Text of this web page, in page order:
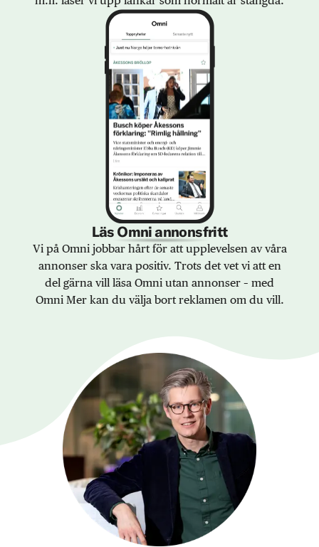
Läs Omni annonsfritt
Vi på Omni jobbar hårt för att upplevelsen av våra
annonser ska vara positiv. Trots det vet vi att en
del gärna vill läsa Omni utan annonser – med
Omni Mer kan du välja bort reklamen om du vill.